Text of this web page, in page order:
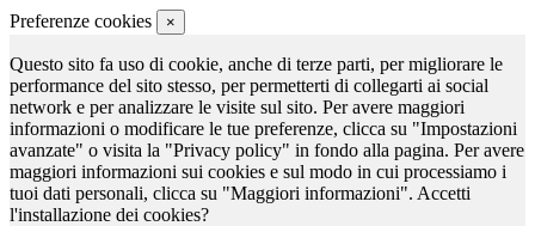
Preferenze cookies ×
Questo sito fa uso di cookie, anche di terze parti, per migliorare le
performance del sito stesso, per permetterti di collegarti ai social
network e per analizzare le visite sul sito. Per avere maggiori
informazioni o modificare le tue preferenze, clicca su "Impostazioni
avanzate" o visita la "Privacy policy" in fondo alla pagina. Per avere
maggiori informazioni sui cookies e sul modo in cui processiamo i
tuoi dati personali, clicca su "Maggiori informazioni". Accetti
l'installazione dei cookies?